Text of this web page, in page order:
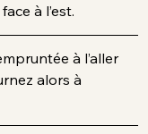
à l’est.
à l’aller
alors à